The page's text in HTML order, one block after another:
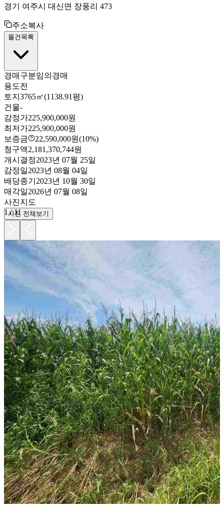
경기 여주시 대신면 장풍리 473
주소복사
물건목록
경매구분임의경매
용도전
토지 3765㎡(1138.91평)
건물-
감정가225,900,000원
최저가225,900,000원
보증금
22,590,000원(10%)
청구액2,181,370,744원
개시결정2023년 07월 25일
감정일2023년 08월 04일
배당종기 2023년 10월 30일
매각일2026년 07월 08일
사진지도
1 /11
사진 전체보기